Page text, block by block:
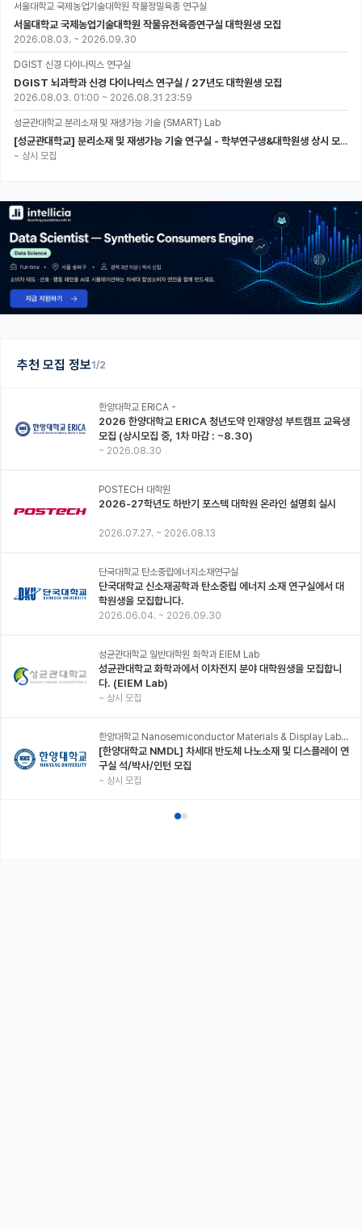
추천 모집 정보1/2
한양대학교 ERICA -
2026 한양대학교 ERICA 청년도약 인재양성 부트캠프 교육생
모집 (상시모집 중, 1차 마감 : ~8.30)
~ 2026.08.30
POSTECH 대학원
2026-27학년도 하반기 포스텍 대학원 온라인 설명회 실시
2026.07.27. ~ 2026.08.13
단국대학교 탄소중립에너지소재연구실
단국대학교 신소재공학과 탄소중립 에너지 소재 연구실에서 대
학원생을 모집합니다.
2026.06.04. ~ 2026.09.30
성균관대학교 일반대학원 화학과 EIEM Lab
성균관대학교 화학과에서 이차전지 분야 대학원생을 모집합니
다. (EIEM Lab)
~ 상시 모집
한양대학교 Nanosemiconductor Materials & Display Laboratory
[한양대학교 NMDL] 차세대 반도체 나노소재 및 디스플레이 연
구실 석/박사/인턴 모집
~ 상시 모집
서울대학교 국제농업기술대학원 작물정밀육종 연구실
서울대학교 국제농업기술대학원 작물유전육종연구실 대학원생 모집
2026.08.03. ~ 2026.09.30
DGIST 신경 다이나믹스 연구실
DGIST 뇌과학과 신경 다이나믹스 연구실 / 27년도 대학원생 모집
2026.08.03. 01:00 ~ 2026.08.31 23:59
성균관대학교 분리소재 및 재생가능 기술 (SMART) Lab
[성균관대학교] 분리소재 및 재생가능 기술 연구실 - 학부연구생&대학원생 상시 모집 (미래에너지공학과)
~ 상시 모집